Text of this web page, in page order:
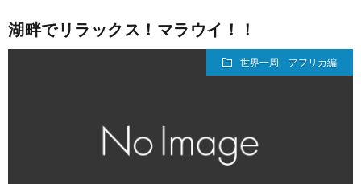
湖畔でリラックス！マラウイ！！
世界一周 アフリカ編